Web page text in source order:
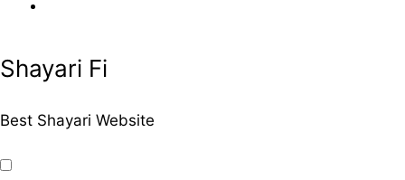
Shayari Fi
Best Shayari Website